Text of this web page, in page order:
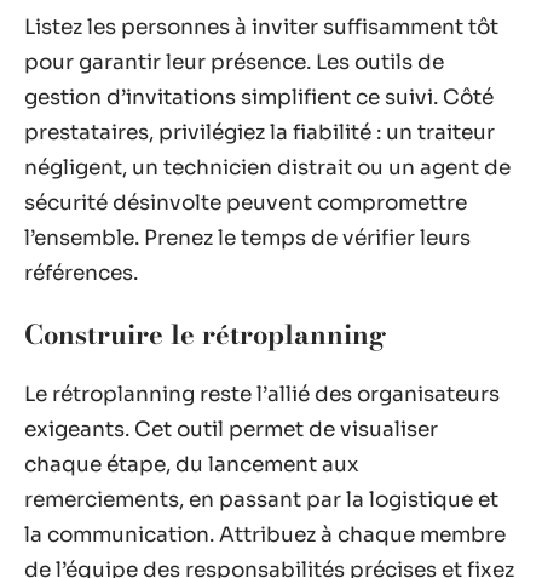
Listez les personnes à inviter suffisamment tôt
pour garantir leur présence. Les outils de
gestion d’invitations simplifient ce suivi. Côté
prestataires, privilégiez la fiabilité : un traiteur
négligent, un technicien distrait ou un agent de
sécurité désinvolte peuvent compromettre
l’ensemble. Prenez le temps de vérifier leurs
références.
Construire le rétroplanning
Le rétroplanning reste l’allié des organisateurs
exigeants. Cet outil permet de visualiser
chaque étape, du lancement aux
remerciements, en passant par la logistique et
la communication. Attribuez à chaque membre
de l’équipe des responsabilités précises et fixez